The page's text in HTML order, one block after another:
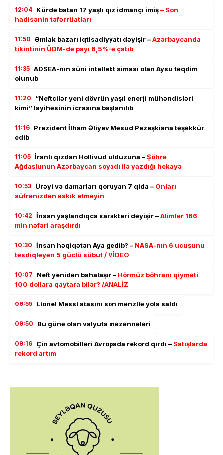
12:04 Kürdə batan 17 yaşlı qız idmançı imiş– Son
hadisənin təfərrüatları
11:50 Əmlak bazarı iqtisadiyyatı dəyişir –Azərbaycanda
tikintinin ÜDM-də payı 6,5%-ə çatıb
11:35 ADSEA-nın süni intellekt siması olan Aysu təqdim
olunub
11:20
“Neftçilər yeni dövrün yaşıl enerji mühəndisləri
kimi” layihəsinin icrasına başlanılıb
11:16 Prezident İlham Əliyev Məsud Pezeşkiana təşəkkür
edib
11:05 İranlı qızdan Hollivud ulduzuna –Şöhrə
Ağdaşlunun Azərbaycan soyadı ilə yazdığı hekayə
10:53 Ürəyi və damarları qoruyan 7 qida – Onları
süfrənizdən əskik etməyin
10:42 İnsan yaşlandıqca xarakteri dəyişir –Alimlər 166
min nəfəri araşdırdı
10:30 İnsan həqiqətən Aya gedib? – NASA-nın 6 uçuşunu
təsdiqləyən 5 güclü sübut / VİDEO
10:07 Neft yenidən bahalaşır – Hörmüz böhranı qiyməti
100 dollara qaytara bilər? /ANALİZ
09:55 Lionel Messi atasını son mənzilə yola saldı
09:50 Bu günə olan valyuta məzənnələri
09:16 Çin avtomobilləri Avropada rekord qırdı – Satışlarda
rekord artım